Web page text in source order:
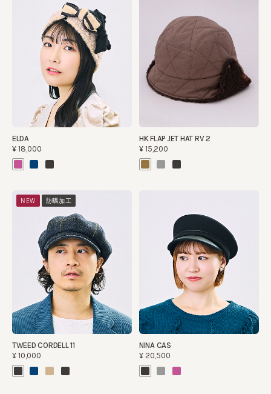
ELDA
¥18,000
HK FLAP JET HAT RV 2
¥15,200
NEW 防晒加工
TWEED CORDELL 11
¥10,000
NINA CAS
¥20,500